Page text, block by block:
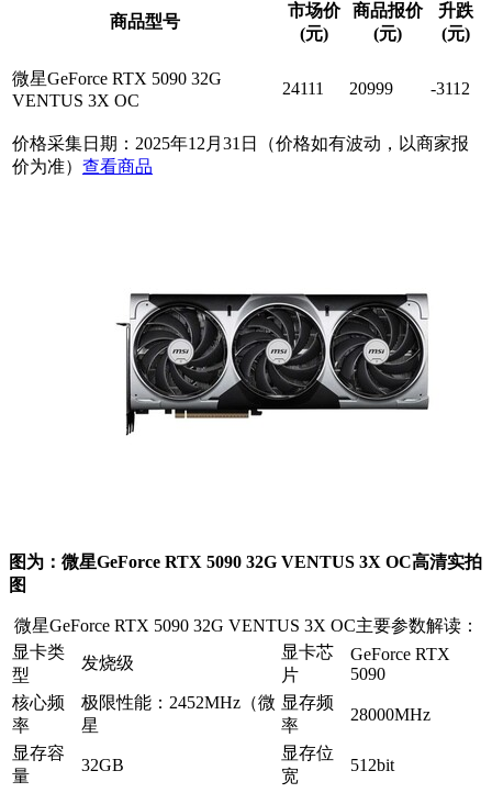
商品型号
市场价
(元)
商品报价
(元)
升跌
(元)
微星GeForce RTX 5090 32G
VENTUS 3X OC
24111 20999 -3112
价格采集日期：2025年12月31日（价格如有波动，以商家报
价为准） 查看商品
图为：微星GeForce RTX 5090 32G VENTUS 3X OC高清实拍
图
微星GeForce RTX 5090 32G VENTUS 3X OC主要参数解读：
显卡类
型
发烧级
显卡芯
片
GeForce RTX
5090
核心频
率
极限性能：2452MHz（微
星
显存频
率
28000MHz
显存容
量
32GB
显存位
宽
512bit